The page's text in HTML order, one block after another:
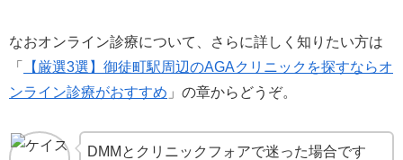
なおオンライン診療について、さらに詳しく知りたい方は
「
【厳選3選】御徒町駅周辺のAGAクリニックを探すならオ
ンライン診療がおすすめ 」の章からどうぞ。
DMMとクリニックフォアで迷った場合です